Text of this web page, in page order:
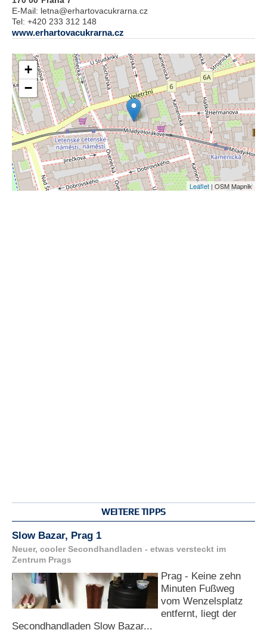
E-Mail: letna@erhartovacukrarna.cz
Tel: +420 233 312 148
www.erhartovacukrarna.cz
+
−
Leaflet| OSM Mapnik
WEITERE TIPPS
Slow Bazar, Prag 1
Neuer, cooler Secondhandladen - etwas versteckt im
Zentrum Prags
Prag - Keine zehn
Minuten Fußweg
vom Wenzelsplatz
entfernt, liegt der
Secondhandladen Slow Bazar...